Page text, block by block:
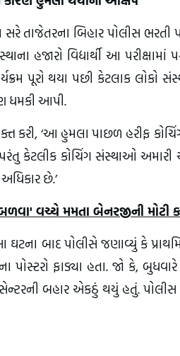
તાજેતરના બિહાર પોલીસ ભરતી
હજારો વિદ્યાર્થી આ
પૂરો થયા પછી કેટલાક
ધમકી આપી.
કરી, ‘આ હુમલા પાછળ હરીફ
કેટલીક કોચિંગ સંસ્થાઓ
છે.’
વચ્ચે મમતા બેનરજીની મોટી
બાદ પોલીસે જણાવ્યું કે
ફાડ્યા હતા. જો કે,
સેન્ટરની બહાર એકઠું થયું હતું.